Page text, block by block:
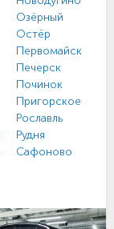
Озёрный
Остёр
Первомайский
Печерск
Починок
Пригорское
Рославль
Рудня
Сафоново